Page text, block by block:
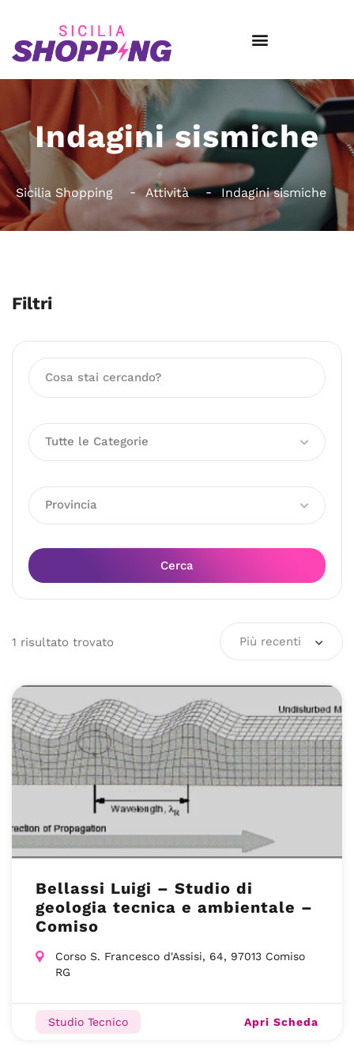
Indagini sismiche
Sicilia Shopping Attività Indagini sismiche
Filtri
Tutte le Categorie
Provincia
Cerca
1 risultato trovato Più recenti
Bellassi Luigi – Studio di
geologia tecnica e ambientale –
Comiso
Corso S. Francesco d'Assisi, 64, 97013 Comiso
RG
Studio Tecnico Apri Scheda